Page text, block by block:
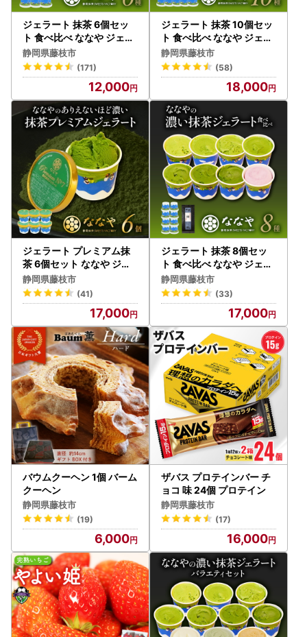
ジェラート 抹茶 6個セッ
ト 食べ比べ ななや ジェラ
ート
静岡県藤枝市
(171)
12,000
ジェラート 抹茶 10個セッ
ト 食べ比べ ななや ジェラ
ート
静岡県藤枝市
(58)
18,000
ジェラート プレミアム抹
茶 6個セット ななや ジェ
ラート
静岡県藤枝市
(41)
17,000
ジェラート 抹茶 8個セッ
ト 食べ比べ ななや ジェラ
ート
静岡県藤枝市
(33)
17,000
バウムクーヘン 1個 バーム
クーヘン
静岡県藤枝市
(19)
6,000
ザバス プロテインバー チ
ョコ 味 24個 プロテイン
静岡県藤枝市
(17)
16,000